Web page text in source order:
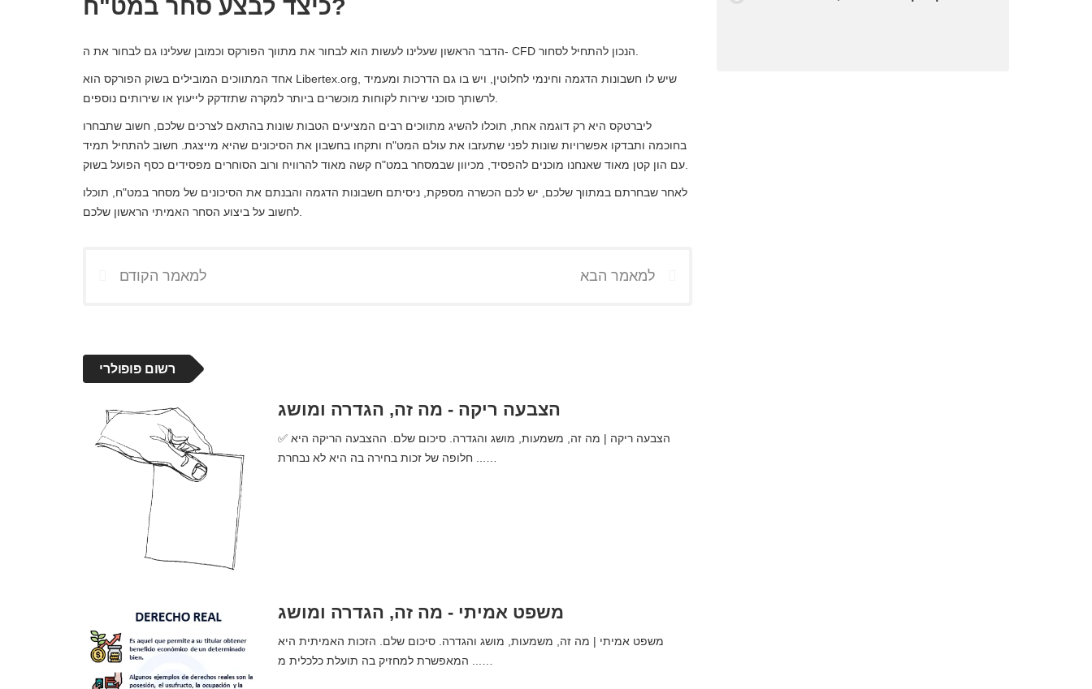
כיצד לבצע סחר במט"ח?
אחד המתווכים המובילים בשוק הפורקס הוא Libertex.org, שיש לו חשבונות הדגמה וחינמי לחלוטין, ויש בו גם הדרכות ומעמיד
ליברטקס היא רק דוגמה אחת, תוכלו להשיג מתווכים רבים המציעים הטבות שונות בהתאם לצרכים שלכם, חשוב שתבחרו
בחוכמה ותבדקו אפשרויות שונות לפני שתעזבו את עולם המט"ח ותקחו בחשבון את הסיכונים שהיא מייצגת. חשוב להתחיל תמיד
לאחר שבחרתם במתווך שלכם, יש לכם הכשרה מספקת, ניסיתם חשבונות הדגמה והבנתם את הסיכונים של מסחר במט"ח, תוכלו
למאמר הקודם למאמר הבא
רשום פופולרי
הצבעה ריקה - מה זה, הגדרה ומושג
✅ הצבעה ריקה | מה זה, משמעות, מושג והגדרה. סיכום שלם. ההצבעה הריקה היא
משפט אמיתי - מה זה, הגדרה ומושג
משפט אמיתי | מה זה, משמעות, מושג והגדרה. סיכום שלם. הזכות האמיתית היא